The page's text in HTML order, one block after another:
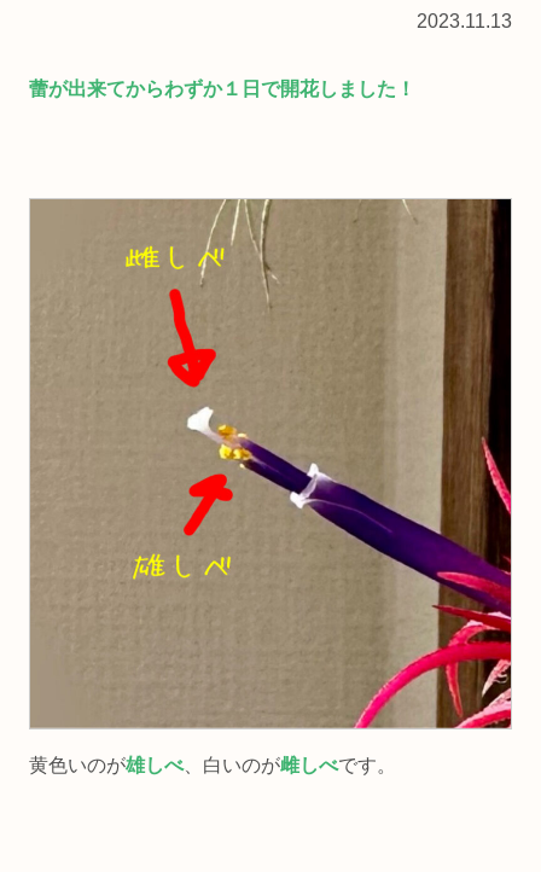
2023.11.13
蕾が出来てからわずか１日で開花しました！
黄色いのが雄しべ、白いのが雌しべです。